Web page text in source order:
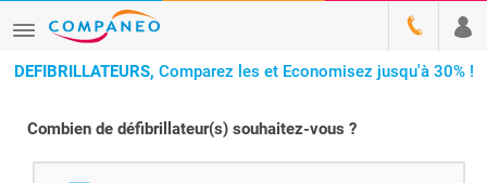
DEFIBRILLATEURS, Comparez les et Economisez jusqu'à 30% !
Combien de défibrillateur(s) souhaitez-vous ?